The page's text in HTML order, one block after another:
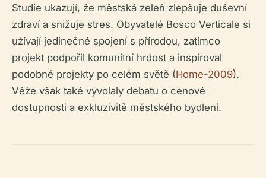
Studie ukazují, že městská zeleň zlepšuje duševní
zdraví a snižuje stres. Obyvatelé Bosco Verticale si
užívají jedinečné spojení s přírodou, zatímco
projekt podpořil komunitní hrdost a inspiroval
podobné projekty po celém světě (Home-2009).
Věže však také vyvolaly debatu o cenové
dostupnosti a exkluzivitě městského bydlení.